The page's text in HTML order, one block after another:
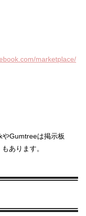
marketplace/
Gumtreeは掲示板
あります。